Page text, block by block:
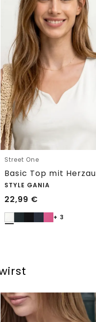
Street One
STYLE GANIA
22,99 €
+ 3